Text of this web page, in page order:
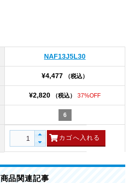
NAF13J5L30
¥4,477 （税込）
¥2,820 （税込） 37%OFF
6
商品関連記事